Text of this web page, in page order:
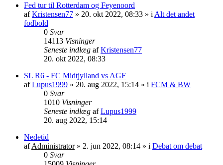
Fed tur til Rotterdam og Feyenoord
afKristensen77 » 20. okt 2022, 08:33 » i Alt det andet
fodbold
0 Svar
14113 Visninger
Seneste indlæg afKristensen77
20. okt 2022, 08:33
SL R6 - FC Midtjylland vs AGF
afLupus1999 » 20. aug 2022, 15:14 » i FCM & BW
0 Svar
1010 Visninger
Seneste indlæg afLupus1999
20. aug 2022, 15:14
Nedetid
afAdministrator» 2. jun 2022, 08:14 » i Debat om debat
0 Svar